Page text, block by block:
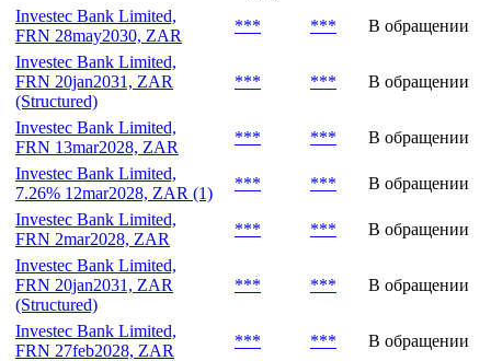
Investec Bank Limited,
FRN 28may2030, ZAR
*** ***
В обращении
Investec Bank Limited,
FRN 20jan2031, ZAR
(Structured)
*** *** В обращении
Investec Bank Limited,
FRN 13mar2028, ZAR
*** ***
В обращении
Investec Bank Limited,
7.26% 12mar2028, ZAR (1)
*** ***
В обращении
Investec Bank Limited,
FRN 2mar2028, ZAR
*** ***
В обращении
Investec Bank Limited,
FRN 20jan2031, ZAR
(Structured)
*** *** В обращении
Investec Bank Limited,
FRN 27feb2028, ZAR
*** ***
В обращении